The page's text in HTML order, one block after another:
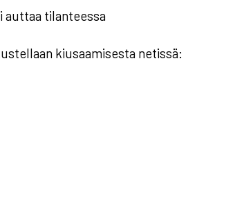
auttaa tilanteessa
kiusaamisesta netissä: